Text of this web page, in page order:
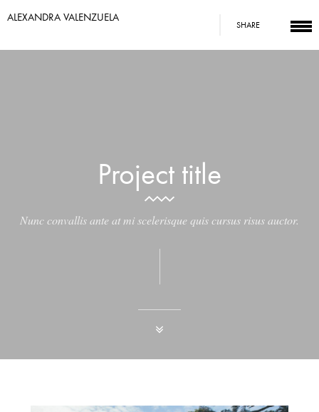
ALEXANDRA VALENZUELA
SHARE
Project title
Nunc convallis ante at mi scelerisque quis cursus risus auctor.